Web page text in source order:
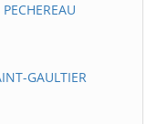
GAULTIER